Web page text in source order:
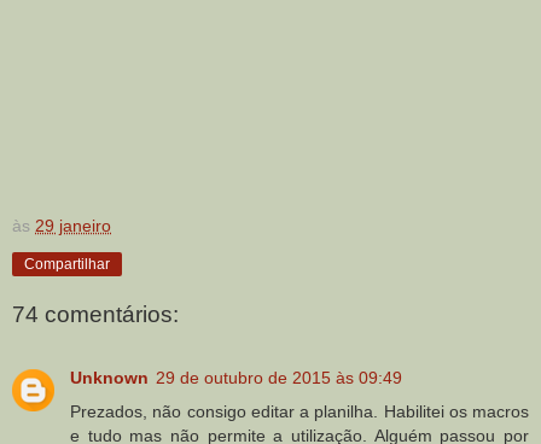
às 29 janeiro
Compartilhar
74 comentários:
Unknown 29 de outubro de 2015 às 09:49
Prezados, não consigo editar a planilha. Habilitei os macros
e tudo mas não permite a utilização. Alguém passou por